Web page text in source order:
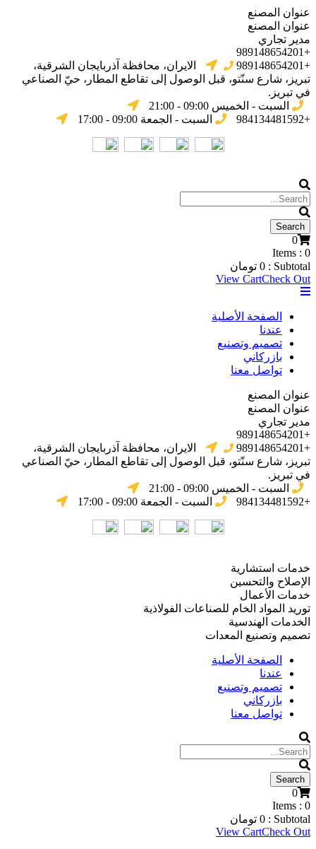
عنوان المصنع
عنوان المصنع
مدير تجاري
+989148654201
+989148654201
الایران، محافظة آذربایجان الشرقیة،
تبریز، شارع سنّتو، قبل الوصول إلى تقاطع المطار، حيّ الصناعي
في تبریز.
السبت - الخميس 09:00 - 21:00
+984134481592
السبت - الجمعة 09:00 - 17:00
0
Items : 0
Subtotal :
0 تومان
View CartCheck Out
الصفحة الأصلية
عندنا
تصميم وتصنيع
بازركاني
تواصل معنا
عنوان المصنع
عنوان المصنع
مدير تجاري
+989148654201
+989148654201
الایران، محافظة آذربایجان الشرقیة،
تبریز، شارع سنّتو، قبل الوصول إلى تقاطع المطار، حيّ الصناعي
في تبریز.
السبت - الخميس 09:00 - 21:00
+984134481592
السبت - الجمعة 09:00 - 17:00
خدمات استشارية
الإصلاح والتحسين
خدمات الأعمال
توريد المواد الخام للصناعات الفولاذية
الخدمات الهندسية
تصميم وتصنيع المعدات
الصفحة الأصلية
عندنا
تصميم وتصنيع
بازركاني
تواصل معنا
0
Items : 0
Subtotal :
0 تومان
View CartCheck Out